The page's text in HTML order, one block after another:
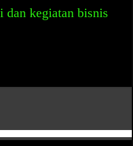
dan kegiatan bisnis